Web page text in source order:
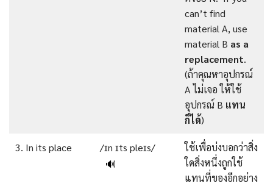
can’t find
material A, use
material B as a
replacement.
(ถ้าคุณหาอุปกรณ์
A ไม่เจอ ให้ใช้
อุปกรณ์ B แทน
ก็ได้)
3. In its place
/ɪn ɪts pleɪs/
🔊
ใช้เพื่อบ่งบอกว่าสิ่ง
ใดสิ่งหนึ่งถูกใช้
แทนที่ของอีกอย่าง